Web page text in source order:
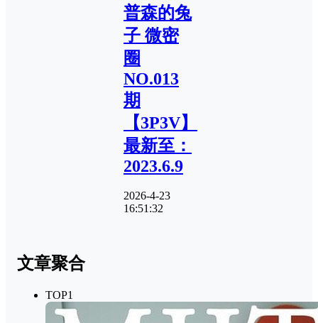
普森的兔
子 微密
圈
NO.013
期
【3P3V】
最新至：
2023.6.9
2026-4-23
16:51:32
文章聚合
TOP1